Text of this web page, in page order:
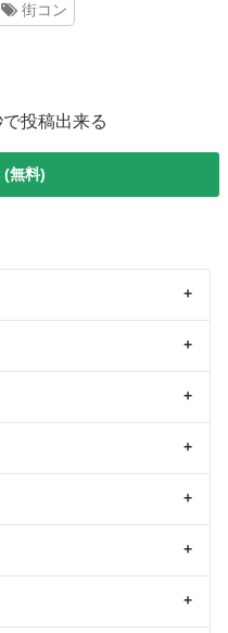
街コン
投稿出来る
(無料)